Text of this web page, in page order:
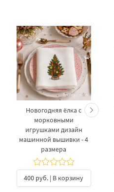
Новогодняя ёлка с
морковными
игрушками дизайн
машинной вышивки - 4
размера
400 руб. | В корзину